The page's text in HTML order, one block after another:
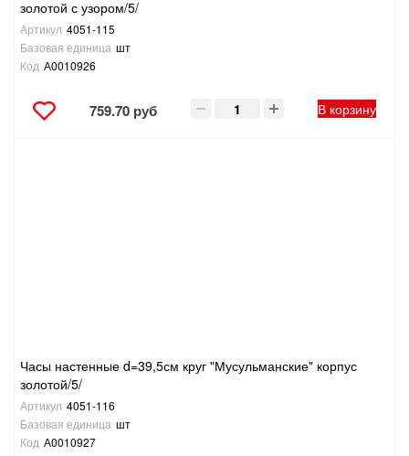
золотой с узором/5/
Артикул 4051-115
Базовая единица шт
Код А0010926
759.70 руб В корзину
Часы настенные d=39,5см круг "Мусульманские" корпус
золотой/5/
Артикул 4051-116
Базовая единица шт
Код А0010927